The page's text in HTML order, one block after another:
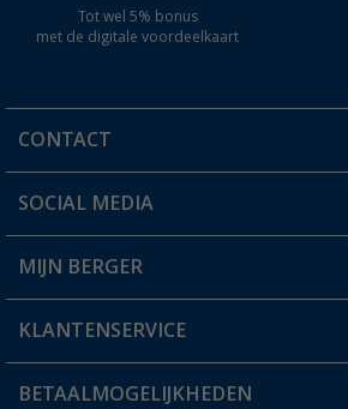
Tot wel 5% bonus
met de digitale voordeelkaart
CONTACT
Een vraag?
Winkel vinden
SOCIAL MEDIA
MIJN BERGER
Mijn account
Status bestelling
KLANTENSERVICE
FAQ & Contact
BETAALMOGELIJKHEDEN